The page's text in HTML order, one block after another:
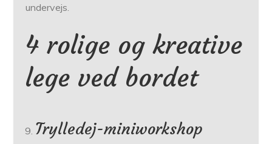
undervejs.
4 rolige og kreative
lege ved bordet
Trylledej-miniworkshop